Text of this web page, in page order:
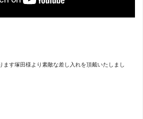
ます塚田様より素敵な差し入れを頂戴いたしまし